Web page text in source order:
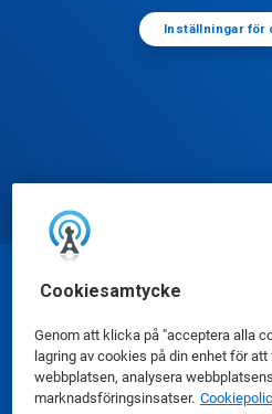
Cookiesamtycke
Genom att klicka på "acceptera alla
lagring av cookies på din enhet för
webbplatsen, analysera
marknadsföringsinsatser.
Inställningar för
© Ecolab
Säkerhetsdatablad|